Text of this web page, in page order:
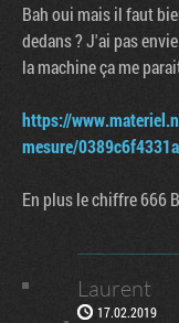
Bah oui mais il faut
dedans ? J'ai pas
la machine ça me
https://
mesure/
En plus le chiffre 666
Laurent
17.02.2019